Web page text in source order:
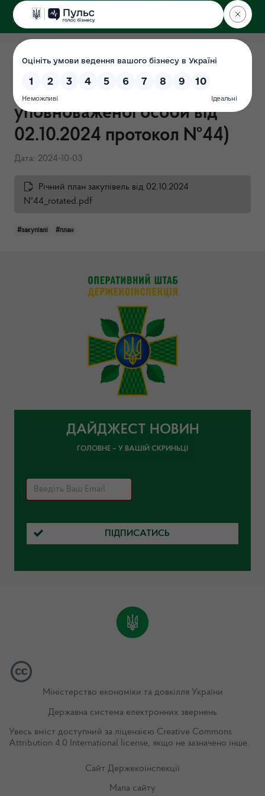
ДЕРЖЕКОІНСПЕКЦІЯ
Поліського округу
Річні плани закупівель на
2024 (затверджено в.о
уповноваженої особи від
02.10.2024 протокол №44)
Дата: 2024-10-03
Річний план закупівель від 02.10.2024
№44_rotated.pdf
#закупівлі #план
ДАЙДЖЕСТ НОВИН
ГОЛОВНЕ – У ВАШІЙ СКРИНЬЦІ
ПІДПИСАТИСЬ
Міністерство економіки та довкілля України
Державна система електронних звернень
Увесь вміст доступний за ліцензією Creative Commons
Attribution 4.0 International license, якщо не зазначено інше.
Сайт Держекоінспекції
Мапа сайту